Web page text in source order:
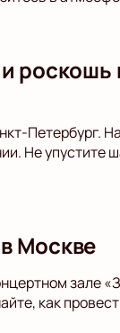
роскошь
Петербург.
Не упустите
Москве
зале
как